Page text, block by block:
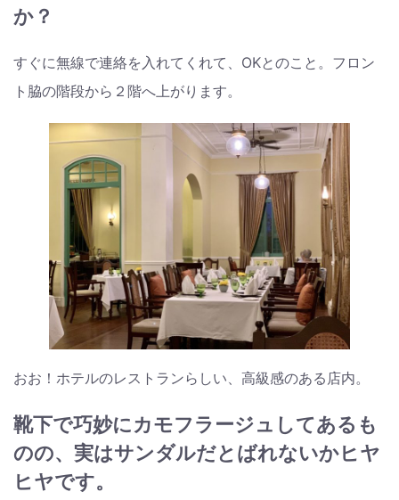
か？
すぐに無線で連絡を入れてくれて、OKとのこと。フロン
ト脇の階段から２階へ上がります。
おお！ホテルのレストランらしい、高級感のある店内。
靴下で巧妙にカモフラージュしてあるも
のの、実はサンダルだとばれないかヒヤ
ヒヤです。